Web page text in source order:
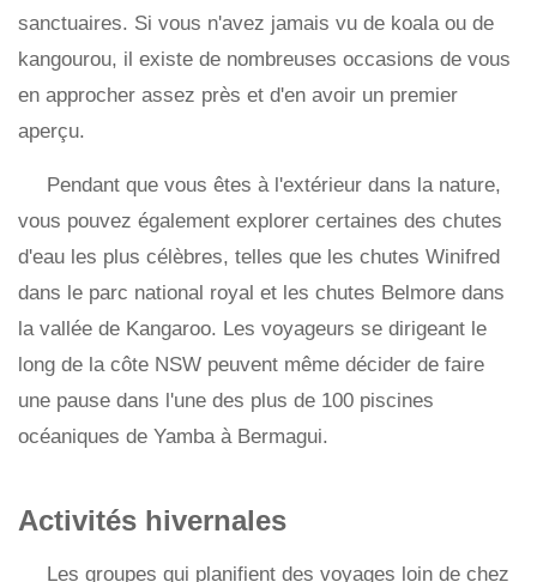
sanctuaires. Si vous n'avez jamais vu de koala ou de
kangourou, il existe de nombreuses occasions de vous
en approcher assez près et d'en avoir un premier
aperçu.
Pendant que vous êtes à l'extérieur dans la nature,
vous pouvez également explorer certaines des chutes
d'eau les plus célèbres, telles que les chutes Winifred
dans le parc national royal et les chutes Belmore dans
la vallée de Kangaroo. Les voyageurs se dirigeant le
long de la côte NSW peuvent même décider de faire
une pause dans l'une des plus de 100 piscines
océaniques de Yamba à Bermagui.
Activités hivernales
Les groupes qui planifient des voyages loin de chez